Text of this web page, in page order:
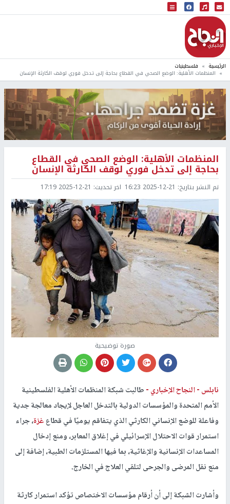
البث المباشر
إذاعة النجاح
الرئيسية فلسطينيات
المنظمات الأهلية: الوضع الصحي في القطاع بحاجة إلى تدخل فوري لوقف الكارثة الإنسان
المنظمات الأهلية: الوضع الصحي في القطاع
بحاجة إلى تدخل فوري لوقف الكارثة الإنسان
تم النشر بتاريخ: 2025-12-21 16:23 اخر تحديث: 2025-12-21 17:19
صورة توضيحية
نابلس -النجاح الإخباري -طالبت شبكة المنظمات الأهلية الفلسطينية
الأمم المتحدة والمؤسسات الدولية بالتدخل العاجل لإيجاد معالجة جدية
وفاعلة للوضع الإنساني الكارثي الذي يتفاقم يوميًا في قطاعغزة، جراء
استمرار قوات الاحتلال الإسرائيلي في إغلاق المعابر، ومنع إدخال
المساعدات الإنسانية والإغاثية، بما فيها المستلزمات الطبية، إضافة إلى
منع نقل المرضى والجرحى لتلقي العلاج في الخارج.
وأشارت الشبكة إلى أن أرقام مؤسسات الاختصاص تؤكد استمرار كارثة